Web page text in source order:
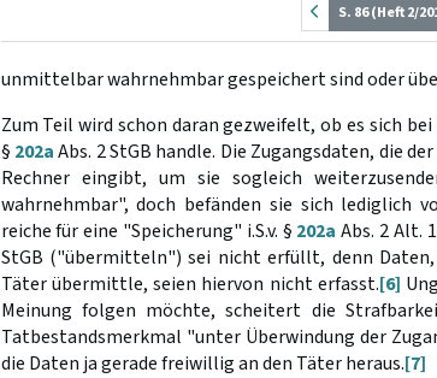
S. 86 (Heft 2/
unmittelbar wahrnehmbar gespeichert sind oder
Zum Teil wird schon daran gezweifelt, ob es sich
§ 202aAbs. 2 StGB handle. Die Zugangsdaten, die
Rechner eingibt, um sie sogleich
wahrnehmbar", doch befänden sie sich lediglich
reiche für eine "Speicherung" i.S.v. § 202a Abs. 2 Alt.
StGB ("übermitteln") sei nicht erfüllt, denn
Täter übermittle, seien hiervon nicht erfasst.[6]
Meinung folgen möchte, scheitert die
Tatbestandsmerkmal "unter Überwindung der
die Daten ja gerade freiwillig an den Täter heraus.[7]